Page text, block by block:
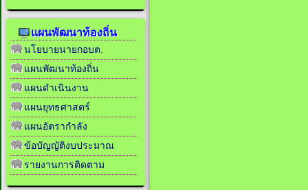
แผนพัฒนาท้องถิ่น
นโยบายนายกอบต.
แผนพัฒนาท้องถิ่น
แผนดำเนินงาน
แผนยุทธศาสตร์
แผนอัตรากำลัง
ข้อบัญญัติงบประมาณ
รายงานการติดตาม